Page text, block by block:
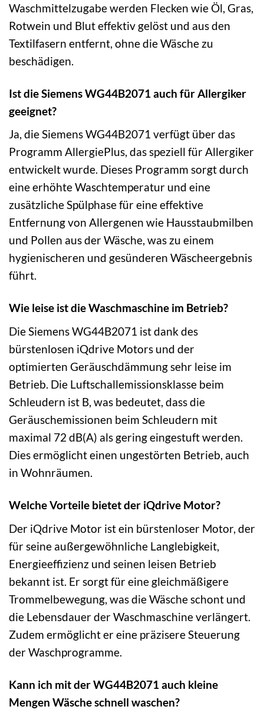
Waschmittelzugabe werden Flecken wie Öl, Gras,
Rotwein und Blut effektiv gelöst und aus den
Textilfasern entfernt, ohne die Wäsche zu
beschädigen.
Ist die Siemens WG44B2071 auch für Allergiker
geeignet?
Ja, die Siemens WG44B2071 verfügt über das
Programm AllergiePlus, das speziell für Allergiker
entwickelt wurde. Dieses Programm sorgt durch
eine erhöhte Waschtemperatur und eine
zusätzliche Spülphase für eine effektive
Entfernung von Allergenen wie Hausstaubmilben
und Pollen aus der Wäsche, was zu einem
hygienischeren und gesünderen Wäscheergebnis
führt.
Wie leise ist die Waschmaschine im Betrieb?
Die Siemens WG44B2071 ist dank des
bürstenlosen iQdrive Motors und der
optimierten Geräuschdämmung sehr leise im
Betrieb. Die Luftschallemissionsklasse beim
Schleudern ist B, was bedeutet, dass die
Geräuschemissionen beim Schleudern mit
maximal 72 dB(A) als gering eingestuft werden.
Dies ermöglicht einen ungestörten Betrieb, auch
in Wohnräumen.
Welche Vorteile bietet der iQdrive Motor?
Der iQdrive Motor ist ein bürstenloser Motor, der
für seine außergewöhnliche Langlebigkeit,
Energieeffizienz und seinen leisen Betrieb
bekannt ist. Er sorgt für eine gleichmäßigere
Trommelbewegung, was die Wäsche schont und
die Lebensdauer der Waschmaschine verlängert.
Zudem ermöglicht er eine präzisere Steuerung
der Waschprogramme.
Kann ich mit der WG44B2071 auch kleine
Mengen Wäsche schnell waschen?